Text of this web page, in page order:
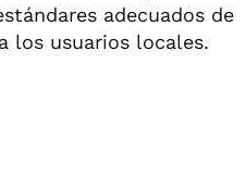
adecuados de
los usuarios locales.